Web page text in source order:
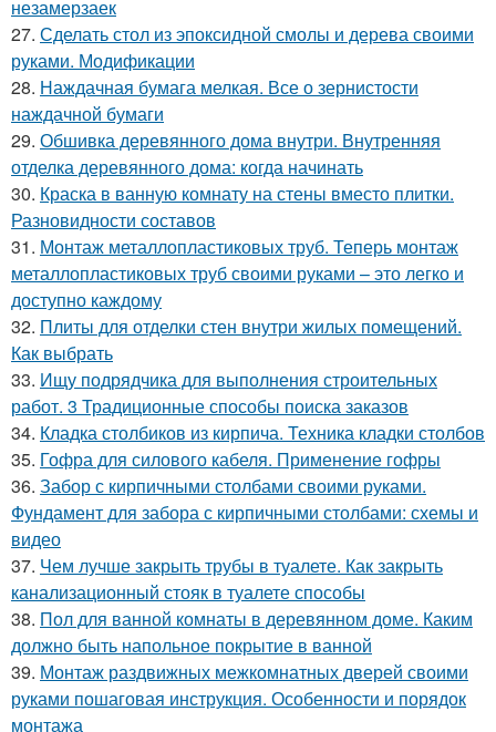
незамерзаек
27. Сделать стол из эпоксидной смолы и дерева своими
руками. Модификации
28. Наждачная бумага мелкая. Все о зернистости
наждачной бумаги
29. Обшивка деревянного дома внутри. Внутренняя
отделка деревянного дома: когда начинать
30. Краска в ванную комнату на стены вместо плитки.
Разновидности составов
31. Монтаж металлопластиковых труб. Теперь монтаж
металлопластиковых труб своими руками – это легко и
доступно каждому
32. Плиты для отделки стен внутри жилых помещений.
Как выбрать
33. Ищу подрядчика для выполнения строительных
работ. 3 Традиционные способы поиска заказов
34. Кладка столбиков из кирпича. Техника кладки столбов
35. Гофра для силового кабеля. Применение гофры
36. Забор с кирпичными столбами своими руками.
Фундамент для забора с кирпичными столбами: схемы и
видео
37. Чем лучше закрыть трубы в туалете. Как закрыть
канализационный стояк в туалете способы
38. Пол для ванной комнаты в деревянном доме. Каким
должно быть напольное покрытие в ванной
39. Монтаж раздвижных межкомнатных дверей своими
руками пошаговая инструкция. Особенности и порядок
монтажа